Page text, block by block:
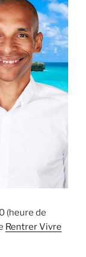
(heure de
Rentrer Vivre